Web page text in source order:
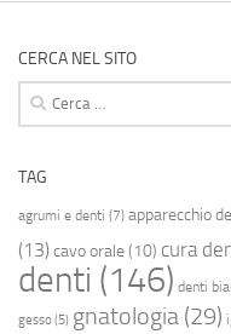
CERCA NEL SITO
Ricerca
per:
TAG
agrumi e denti (7) apparecchio
(13) cavo orale(10) cura
denti (146) denti
gesso(5) gnatologia (29)